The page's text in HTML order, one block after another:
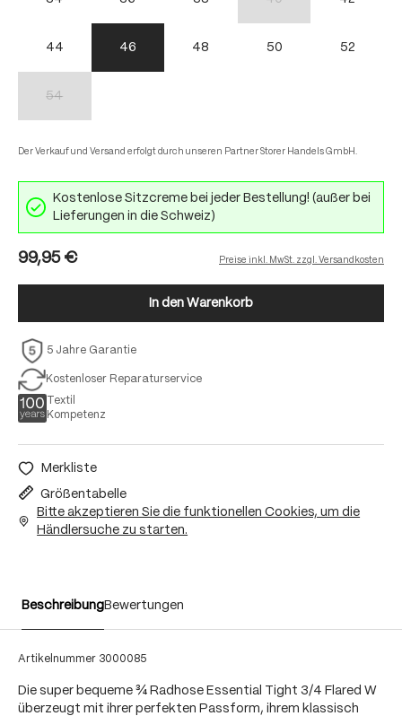
44 46 48 50 52
54
Der Verkauf und Versand erfolgt durch unseren Partner Storer Handels GmbH.
Kostenlose Sitzcreme bei jeder Bestellung! (außer bei
Lieferungen in die Schweiz)
99,95 € Preise inkl. MwSt. zzgl. Versandkosten
In den Warenkorb
5 Jahre Garantie
Kostenloser Reparaturservice
Textil
Kompetenz
Merkliste
Größentabelle
Bitte akzeptieren Sie die funktionellen Cookies, um die
Händlersuche zu starten.
BeschreibungBewertungen
Artikelnummer 3000085
Die super bequeme ¾ Radhose Essential Tight 3/4 Flared W
überzeugt mit ihrer perfekten Passform, ihrem klassisch